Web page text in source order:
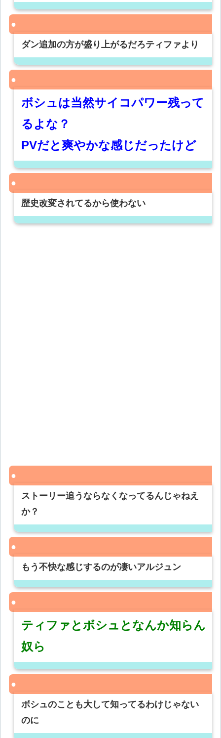
ダン追加の方が盛り上がるだろティファより
ボシュは当然サイコパワー残って
るよな？
PVだと爽やかな感じだったけど
歴史改変されてるから使わない
ストーリー追うならなくなってるんじゃねえ
か？
もう不快な感じするのが凄いアルジュン
ティファとボシュとなんか知らん
奴ら
ボシュのことも大して知ってるわけじゃない
のに